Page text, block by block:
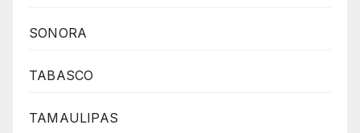
SONORA
TABASCO
TAMAULIPAS